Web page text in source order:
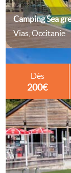
Camping Sea
Vias, Occitanie
Dès
200€